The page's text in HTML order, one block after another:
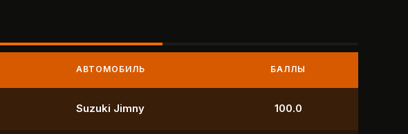
АВТОМОБИЛЬ БАЛЛЫ
УАЗ 250.0